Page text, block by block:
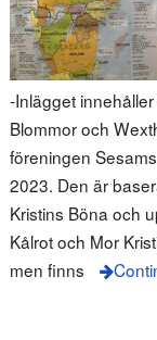
-Inlägget
Blommor och
föreningen
2023. Den är
Kristins Böna och
Kålrot och Mor
men finns